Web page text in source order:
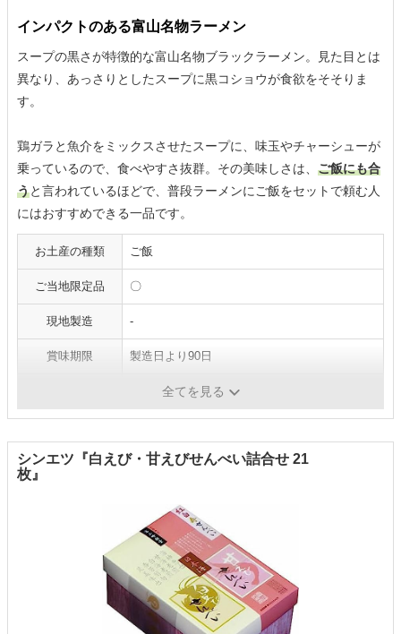
インパクトのある富山名物ラーメン
スープの黒さが特徴的な富山名物ブラックラーメン。見た目とは
異なり、あっさりとしたスープに黒コショウが食欲をそそりま
す。
鶏ガラと魚介をミックスさせたスープに、味玉やチャーシューが
乗っているので、食べやすさ抜群。その美味しさは、 ご飯にも合
うと言われているほどで、普段ラーメンにご飯をセットで頼む人
にはおすすめできる一品です。
お土産の種類 ご飯
ご当地限定品 〇
現地製造 -
賞味期限 製造日より90日
全てを見る
シンエツ『白えび・甘えびせんべい詰合せ 21
枚』